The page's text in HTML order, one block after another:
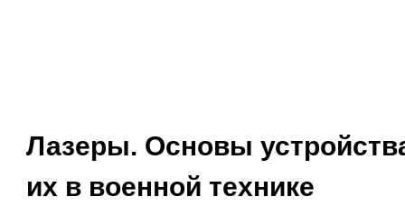
Лазеры. Основы
их в военной технике